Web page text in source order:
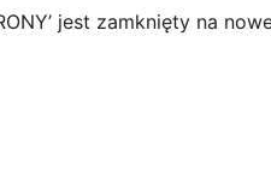
jest zamknięty na